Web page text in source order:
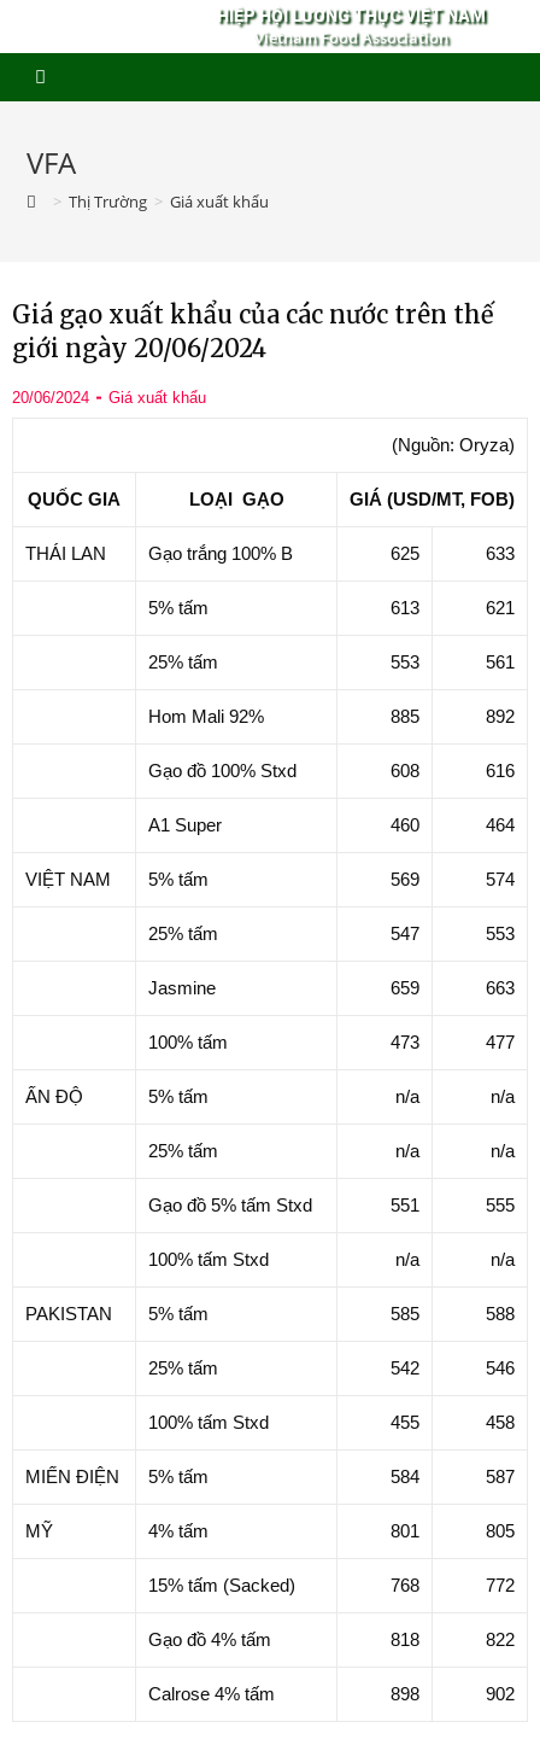
HIỆP HỘI LƯƠNG THỰC VIỆT NAM
Vietnam Food Association
VFA
> Thị Trường > Giá xuất khẩu
Giá gạo xuất khẩu của các nước trên thế
giới ngày 20/06/2024
20/06/2024 Giá xuất khẩu
(Nguồn: Oryza)
QUỐC GIA LOẠI GẠO GIÁ (USD/MT, FOB)
THÁI LAN Gạo trắng 100% B 625 633
5% tấm 613 621
25% tấm 553 561
Hom Mali 92% 885 892
Gạo đồ 100% Stxd 608 616
A1 Super 460 464
VIỆT NAM 5% tấm 569 574
25% tấm 547 553
Jasmine 659 663
100% tấm 473 477
ẤN ĐỘ 5% tấm n/a n/a
25% tấm n/a n/a
Gạo đồ 5% tấm Stxd 551 555
100% tấm Stxd n/a n/a
PAKISTAN 5% tấm 585 588
25% tấm 542 546
100% tấm Stxd 455 458
MIẾN ĐIỆN 5% tấm 584 587
MỸ 4% tấm 801 805
15% tấm (Sacked) 768 772
Gạo đồ 4% tấm 818 822
Calrose 4% tấm 898 902